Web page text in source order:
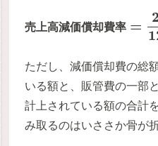
売 上高減価償却費率 =
ただし、減価償却費の総
いる額と、販管費の一部
計上されている額の合計
み取るのはいささか骨が